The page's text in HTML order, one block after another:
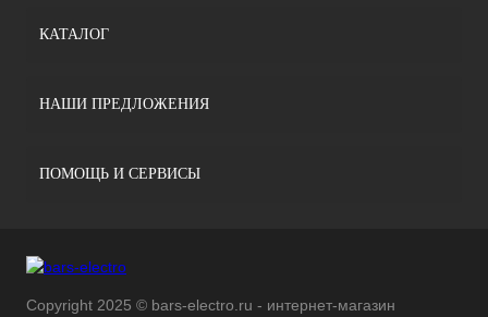
КАТАЛОГ
НАШИ ПРЕДЛОЖЕНИЯ
ПОМОЩЬ И СЕРВИСЫ
Copyright 2025 © bars-electro.ru - интернет-магазин